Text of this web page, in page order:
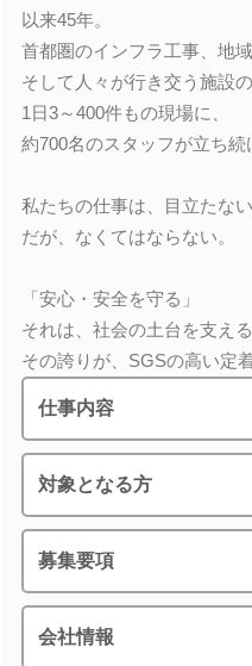
以来45年。
首都圏のインフラ工事、地域
そして人々が行き交う施設の
1日3～400件もの現場に、
約700名のスタッフが立ち続
私たちの仕事は、目立たない
だが、なくてはならない。
「安心・安全を守る」
それは、社会の土台を支える
その誇りが、SGSの高い定
仕事内容
対象となる方
募集要項
会社情報